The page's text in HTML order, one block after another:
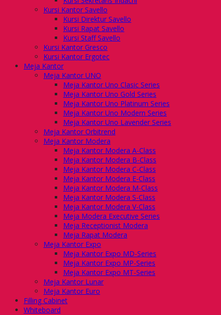
Kursi Kantor Savello
Kursi Direktur Savello
Kursi Rapat Savello
Kursi Staff Savello
Kursi Kantor Gresco
Kursi Kantor Ergotec
Meja Kantor
Meja Kantor UNO
Meja Kantor Uno Clasic Series
Meja Kantor Uno Gold Series
Meja Kantor Uno Platinum Series
Meja Kantor Uno Modern Series
Meja Kantor Uno Lavender Series
Meja Kantor Orbitrend
Meja Kantor Modera
Meja Kantor Modera A-Class
Meja Kantor Modera B-Class
Meja Kantor Modera C-Class
Meja Kantor Modera E-Class
Meja Kantor Modera M-Class
Meja Kantor Modera S-Class
Meja Kantor Modera V-Class
Meja Modera Executive Series
Meja Receptionist Modera
Meja Rapat Modera
Meja Kantor Expo
Meja Kantor Expo MD-Series
Meja Kantor Expo MP-Series
Meja Kantor Expo MT-Series
Meja Kantor Lunar
Meja Kantor Euro
Filling Cabinet
Whiteboard